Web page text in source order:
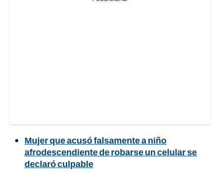
Mujer que acusó falsamente a niño
afrodescendiente de robarse un celular se
declaró culpable